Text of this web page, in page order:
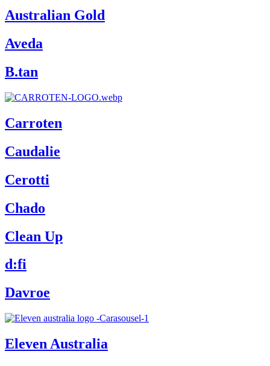
Australian Gold
Aveda
B.tan
Carroten
Caudalie
Cerotti
Chado
Clean Up
d:fi
Davroe
Eleven Australia